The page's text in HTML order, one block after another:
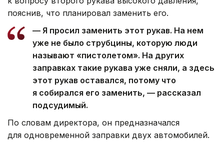
пояснив, что планировал заменить его.
— Я просил заменить этот рукав. На нем
уже не было струбцины, которую люди
называют «пистолетом». На других
заправках такие рукава уже сняли, а здесь
этот рукав оставался, потому что
я собирался его заменить, — рассказал
подсудимый.
По словам директора, он предназначался
для одновременной заправки двух автомобилей.